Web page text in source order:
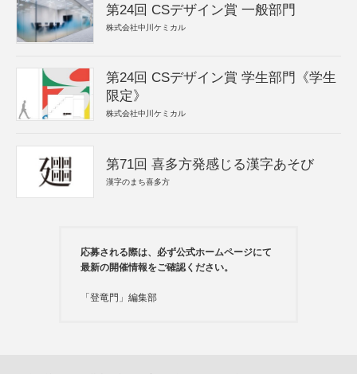
第24回 CSデザイン賞 一般部門
株式会社中川ケミカル
第24回 CSデザイン賞 学生部門《学生
限定》
株式会社中川ケミカル
第71回 喜多方発感じる漢字あそび
漢字のまち喜多方
応募される際は、必ず公式ホームページにて
最新の開催情報をご確認ください。
「登竜門」編集部